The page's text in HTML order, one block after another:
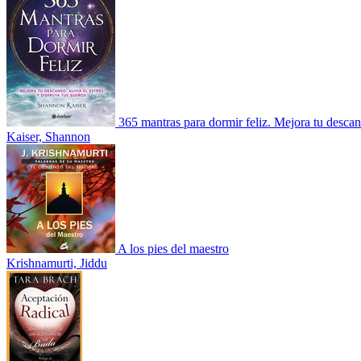
365 mantras para dormir feliz. Mejora tu
Kaiser, Shannon
A los pies del maestro
Krishnamurti, Jiddu